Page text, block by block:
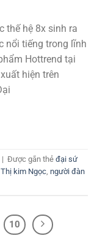
thế hệ 8x sinh ra
nổi tiếng trong lĩnh
Hottrend tại
hiện trên
| Được gắn thẻ đại sứ
kim Ngọc, người đàn
10